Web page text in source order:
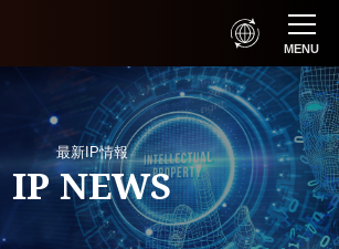
MENU
最新IP情報
IP NEWS